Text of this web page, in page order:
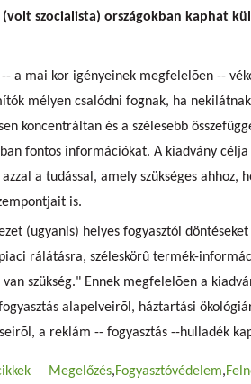
szocialista) országokban kaphat
a mai kor igényeinek megfelelõen --
mélyen csalódni fognak, ha
koncentráltan és a szélesebb
fontos információkat. A kiadvány célja
a tudással, amely szükséges ahhoz,
is.
(ugyanis) helyes fogyasztói
rálátásra, széleskörû termék-
szükség." Ennek megfelelõen a
alapelveirõl, háztartási
a reklám -- fogyasztás --hulladék
Megelőzés Fogyasztóvédelem